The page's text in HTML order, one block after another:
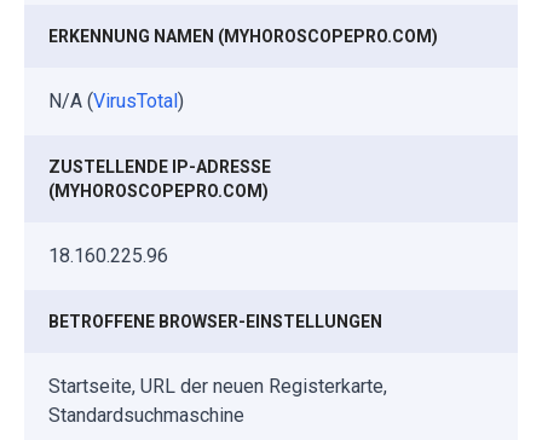
ERKENNUNG NAMEN (MYHOROSCOPEPRO.COM)
N/A (VirusTotal)
ZUSTELLENDE IP-ADRESSE
(MYHOROSCOPEPRO.COM)
18.160.225.96
BETROFFENE BROWSER-EINSTELLUNGEN
Startseite, URL der neuen Registerkarte,
Standardsuchmaschine